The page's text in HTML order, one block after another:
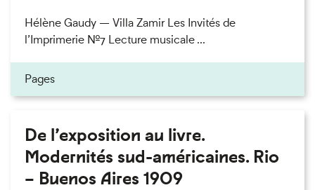
Hélène Gaudy — Villa Zamir Les Invités de
l’Imprimerie n°7 Lecture musicale ...
Pages
De l’exposition au livre.
Modernités sud-américaines. Rio
– Buenos Aires 1909